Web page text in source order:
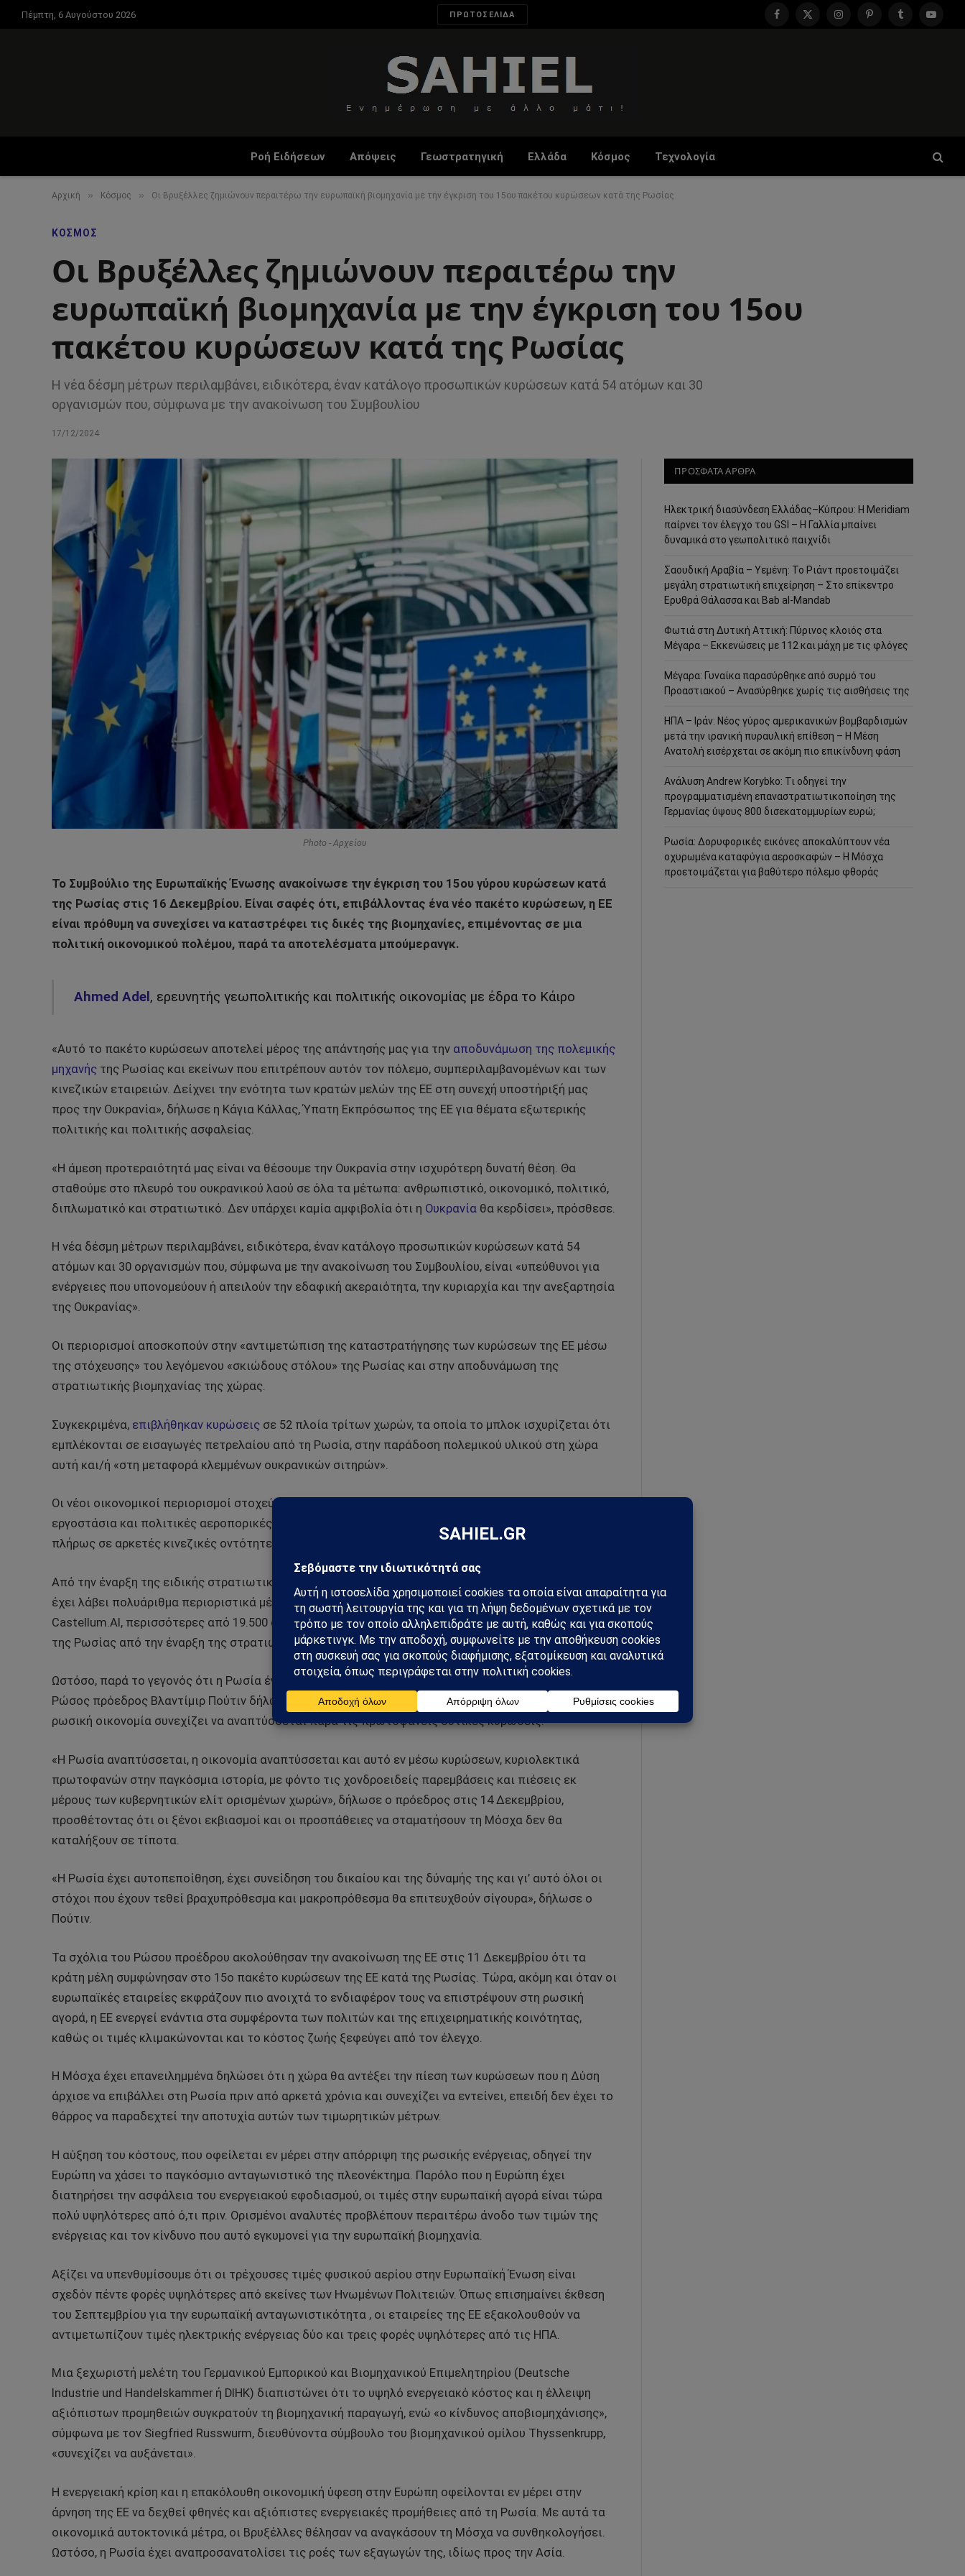
Πέμπτη, 6 Αυγούστου 2026 ΠΡΩΤΟΣΕΛΙΔΑ
Facebook
X
InstagramPinterestTumblr
Ροή Ειδήσεων Απόψεις Γεωστρατηγική Ελλάδα Κόσμος Τεχνολογία
Αρχική » Κόσμος » Οι Βρυξέλλες ζημιώνουν περαιτέρω την ευρωπαϊκή βιομηχανία με την έγκριση του 15ου πακέτου κυρώσεων κατά της Ρωσίας
ΚΌΣΜΟΣ
Οι Βρυξέλλες ζημιώνουν περαιτέρω την
ευρωπαϊκή βιομηχανία με την έγκριση του 15ου
πακέτου κυρώσεων κατά της Ρωσίας
Η νέα δέσμη μέτρων περιλαμβάνει, ειδικότερα, έναν κατάλογο προσωπικών κυρώσεων κατά 54 ατόμων και 30
οργανισμών που, σύμφωνα με την ανακοίνωση του Συμβουλίου
17/12/2024
Photo - Αρχείου
Το Συμβούλιο της Ευρωπαϊκής Ένωσης ανακοίνωσε την έγκριση του 15ου γύρου κυρώσεων κατά
της Ρωσίας στις 16 Δεκεμβρίου. Είναι σαφές ότι, επιβάλλοντας ένα νέο πακέτο κυρώσεων, η ΕΕ
είναι πρόθυμη να συνεχίσει να καταστρέφει τις δικές της βιομηχανίες, επιμένοντας σε μια
πολιτική οικονομικού πολέμου, παρά τα αποτελέσματα μπούμερανγκ.
Ahmed Adel , ερευνητής γεωπολιτικής και πολιτικής οικονομίας με έδρα το Κάιρο
«Αυτό το πακέτο κυρώσεων αποτελεί μέρος της απάντησής μας για την αποδυνάμωση της πολεμικής
μηχανής της Ρωσίας και εκείνων που επιτρέπουν αυτόν τον πόλεμο, συμπεριλαμβανομένων και των
κινεζικών εταιρειών. Δείχνει την ενότητα των κρατών μελών της ΕΕ στη συνεχή υποστήριξή μας
προς την Ουκρανία», δήλωσε η Κάγια Κάλλας, Ύπατη Εκπρόσωπος της ΕΕ για θέματα εξωτερικής
πολιτικής και πολιτικής ασφαλείας.
«Η άμεση προτεραιότητά μας είναι να θέσουμε την Ουκρανία στην ισχυρότερη δυνατή θέση. Θα
σταθούμε στο πλευρό του ουκρανικού λαού σε όλα τα μέτωπα: ανθρωπιστικό, οικονομικό, πολιτικό,
διπλωματικό και στρατιωτικό. Δεν υπάρχει καμία αμφιβολία ότι η Ουκρανία θα κερδίσει», πρόσθεσε.
Η νέα δέσμη μέτρων περιλαμβάνει, ειδικότερα, έναν κατάλογο προσωπικών κυρώσεων κατά 54
ατόμων και 30 οργανισμών που, σύμφωνα με την ανακοίνωση του Συμβουλίου, είναι «υπεύθυνοι για
ενέργειες που υπονομεύουν ή απειλούν την εδαφική ακεραιότητα, την κυριαρχία και την ανεξαρτησία
της Ουκρανίας».
Οι περιορισμοί αποσκοπούν στην «αντιμετώπιση της καταστρατήγησης των κυρώσεων της ΕΕ μέσω
της στόχευσης» του λεγόμενου «σκιώδους στόλου» της Ρωσίας και στην αποδυνάμωση της
στρατιωτικής βιομηχανίας της χώρας.
Συγκεκριμένα, επιβλήθηκαν κυρώσεις σε 52 πλοία τρίτων χωρών, τα οποία το μπλοκ ισχυρίζεται ότι
εμπλέκονται σε εισαγωγές πετρελαίου από τη Ρωσία, στην παράδοση πολεμικού υλικού στη χώρα
αυτή και/ή «στη μεταφορά κλεμμένων ουκρανικών σιτηρών».
Οι νέοι οικονομικοί περιορισμοί στοχεύουν επίσης σε ρωσικές αμυντικές εταιρείες, χημικά
εργοστάσια και πολιτικές αεροπορικές εταιρείες. Για πρώτη φορά, οι κυρώσεις εφαρμόζονται
πλήρως σε αρκετές κινεζικές οντότητες για συνεργασία με τη Ρωσία.
Από την έναρξη της ειδικής στρατιωτικής επιχείρησης στην Ουκρανία στις 24 Φεβρουαρίου 2024, η ΕΕ
έχει λάβει πολυάριθμα περιοριστικά μέτρα κατά της Ρωσίας. Σύμφωνα με τη βάση δεδομένων
Castellum.AI, περισσότερες από 19.500 ατομικές και τομεακές κυρώσεις έχουν ενεργοποιηθεί κατά
της Ρωσίας από την έναρξη της στρατιωτικής επιχείρησης.
Ωστόσο, παρά το γεγονός ότι η Ρωσία έγινε η χώρα με τις περισσότερες κυρώσεις στον κόσμο, ο
Ρώσος πρόεδρος Βλαντίμιρ Πούτιν δήλωσε στο 22ο συνέδριο του κόμματος «Ενωμένη Ρωσία» ότι η
ρωσική οικονομία συνεχίζει να αναπτύσσεται παρά τις πρωτοφανείς δυτικές κυρώσεις.
«Η Ρωσία αναπτύσσεται, η οικονομία αναπτύσσεται και αυτό εν μέσω κυρώσεων, κυριολεκτικά
πρωτοφανών στην παγκόσμια ιστορία, με φόντο τις χονδροειδείς παρεμβάσεις και πιέσεις εκ
μέρους των κυβερνητικών ελίτ ορισμένων χωρών», δήλωσε ο πρόεδρος στις 14 Δεκεμβρίου,
προσθέτοντας ότι οι ξένοι εκβιασμοί και οι προσπάθειες να σταματήσουν τη Μόσχα δεν θα
καταλήξουν σε τίποτα.
«Η Ρωσία έχει αυτοπεποίθηση, έχει συνείδηση του δικαίου και της δύναμής της και γι’ αυτό όλοι οι
στόχοι που έχουν τεθεί βραχυπρόθεσμα και μακροπρόθεσμα θα επιτευχθούν σίγουρα», δήλωσε ο
Πούτιν.
Τα σχόλια του Ρώσου προέδρου ακολούθησαν την ανακοίνωση της ΕΕ στις 11 Δεκεμβρίου ότι τα
κράτη μέλη συμφώνησαν στο 15ο πακέτο κυρώσεων της ΕΕ κατά της Ρωσίας. Τώρα, ακόμη και όταν οι
ευρωπαϊκές εταιρείες εκφράζουν πιο ανοιχτά το ενδιαφέρον τους να επιστρέψουν στη ρωσική
αγορά, η ΕΕ ενεργεί ενάντια στα συμφέροντα των πολιτών και της επιχειρηματικής κοινότητας,
καθώς οι τιμές κλιμακώνονται και το κόστος ζωής ξεφεύγει από τον έλεγχο.
Η Μόσχα έχει επανειλημμένα δηλώσει ότι η χώρα θα αντέξει την πίεση των κυρώσεων που η Δύση
άρχισε να επιβάλλει στη Ρωσία πριν από αρκετά χρόνια και συνεχίζει να εντείνει, επειδή δεν έχει το
θάρρος να παραδεχτεί την αποτυχία αυτών των τιμωρητικών μέτρων.
Η αύξηση του κόστους, που οφείλεται εν μέρει στην απόρριψη της ρωσικής ενέργειας, οδηγεί την
Ευρώπη να χάσει το παγκόσμιο ανταγωνιστικό της πλεονέκτημα. Παρόλο που η Ευρώπη έχει
διατηρήσει την ασφάλεια του ενεργειακού εφοδιασμού, οι τιμές στην ευρωπαϊκή αγορά είναι τώρα
πολύ υψηλότερες από ό,τι πριν. Ορισμένοι αναλυτές προβλέπουν περαιτέρω άνοδο των τιμών της
ενέργειας και τον κίνδυνο που αυτό εγκυμονεί για την ευρωπαϊκή βιομηχανία.
Αξίζει να υπενθυμίσουμε ότι οι τρέχουσες τιμές φυσικού αερίου στην Ευρωπαϊκή Ένωση είναι
σχεδόν πέντε φορές υψηλότερες από εκείνες των Ηνωμένων Πολιτειών. Όπως επισημαίνει έκθεση
του Σεπτεμβρίου για την ευρωπαϊκή ανταγωνιστικότητα , οι εταιρείες της ΕΕ εξακολουθούν να
αντιμετωπίζουν τιμές ηλεκτρικής ενέργειας δύο και τρεις φορές υψηλότερες από τις ΗΠΑ.
Μια ξεχωριστή μελέτη του Γερμανικού Εμπορικού και Βιομηχανικού Επιμελητηρίου (Deutsche
Industrie und Handelskammer ή DIHK) διαπιστώνει ότι το υψηλό ενεργειακό κόστος και η έλλειψη
αξιόπιστων προμηθειών συγκρατούν τη βιομηχανική παραγωγή, ενώ «ο κίνδυνος αποβιομηχάνισης»,
σύμφωνα με τον Siegfried Russwurm, διευθύνοντα σύμβουλο του βιομηχανικού ομίλου Thyssenkrupp,
«συνεχίζει να αυξάνεται».
Η ενεργειακή κρίση και η επακόλουθη οικονομική ύφεση στην Ευρώπη οφείλονται εν μέρει στην
άρνηση της ΕΕ να δεχθεί φθηνές και αξιόπιστες ενεργειακές προμήθειες από τη Ρωσία. Με αυτά τα
οικονομικά αυτοκτονικά μέτρα, οι Βρυξέλλες θέλησαν να αναγκάσουν τη Μόσχα να συνθηκολογήσει.
Ωστόσο, η Ρωσία έχει αναπροσανατολίσει τις ροές των εξαγωγών της, ιδίως προς την Ασία.
ΠΡΟΣΦΑΤΑ ΑΡΘΡΑ
Ηλεκτρική διασύνδεση Ελλάδας–Κύπρου: Η Meridiam
παίρνει τον έλεγχο του GSI – Η Γαλλία μπαίνει
δυναμικά στο γεωπολιτικό παιχνίδι
Σαουδική Αραβία – Υεμένη: Το Ριάντ προετοιμάζει
μεγάλη στρατιωτική επιχείρηση – Στο επίκεντρο
Ερυθρά Θάλασσα και Bab al-Mandab
Φωτιά στη Δυτική Αττική: Πύρινος κλοιός στα
Μέγαρα – Εκκενώσεις με 112 και μάχη με τις φλόγες
Μέγαρα: Γυναίκα παρασύρθηκε από συρμό του
Προαστιακού – Ανασύρθηκε χωρίς τις αισθήσεις της
ΗΠΑ – Ιράν: Νέος γύρος αμερικανικών βομβαρδισμών
μετά την ιρανική πυραυλική επίθεση – Η Μέση
Ανατολή εισέρχεται σε ακόμη πιο επικίνδυνη φάση
Ανάλυση Andrew Korybko: Τι οδηγεί την
προγραμματισμένη επαναστρατιωτικοποίηση της
Γερμανίας ύψους 800 δισεκατομμυρίων ευρώ;
Ρωσία: Δορυφορικές εικόνες αποκαλύπτουν νέα
οχυρωμένα καταφύγια αεροσκαφών – Η Μόσχα
προετοιμάζεται για βαθύτερο πόλεμο φθοράς